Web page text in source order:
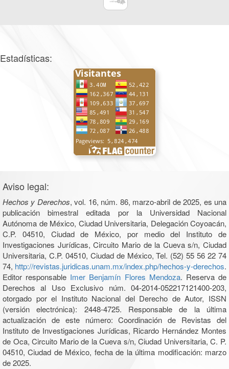
Estadísticas:
Aviso legal:
Hechos y Derechos, vol. 16, núm. 86, marzo-abril de 2025, es una
publicación bimestral editada por la Universidad Nacional
Autónoma de México, Ciudad Universitaria, Delegación Coyoacán,
C.P. 04510, Ciudad de México, por medio del Instituto de
Investigaciones Jurídicas, Circuito Mario de la Cueva s/n, Ciudad
Universitaria, C.P. 04510, Ciudad de México, Tel. (52) 55 56 22 74
74, http://revistas.juridicas.unam.mx/index.php/hechos-y-derechos.
Editor responsable Imer Benjamín Flores Mendoza. Reserva de
Derechos al Uso Exclusivo núm. 04-2014-052217121400-203,
otorgado por el Instituto Nacional del Derecho de Autor, ISSN
(versión electrónica): 2448-4725. Responsable de la última
actualización de este número: Coordinación de Revistas del
Instituto de Investigaciones Jurídicas, Ricardo Hernández Montes
de Oca, Circuito Mario de la Cueva s/n, Ciudad Universitaria, C. P.
04510, Ciudad de México, fecha de la última modificación: marzo
de 2025.